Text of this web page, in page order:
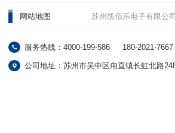
网站地图 苏州凯佰乐电子有限公司
服务热线：4000-199-586 180-2021-7667
公司地址：苏州市吴中区甪直镇长虹北路